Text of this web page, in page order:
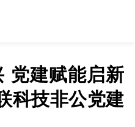
党建赋能启新
技非公党建